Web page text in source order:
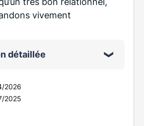
vivement
détaillée
2026
2025